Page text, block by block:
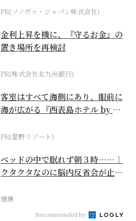
PR(ソノヴァ・ジャパン株式会社)
金利上昇を機に、『守るお金』の
置き場所を再検討
PR(株式会社北九州銀行)
客室はすべて海側にあり、眼前に
海が広がる『西表島ホテル by 星
PR(星野リゾート)
ベッドの中で眠れず朝３時……｜
クタクタなのに脳内反省会が止ま
健康
Recommended by